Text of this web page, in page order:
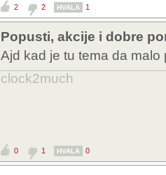
2 2 HVALA 1
Popusti, akcije i dobre
Ajd kad je tu tema da malo
clock2much
0 1 HVALA 0